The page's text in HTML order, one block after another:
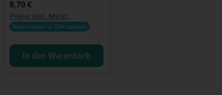
Regulärer Preis:
8,70 €
Preise inkl. MwSt.
Abonnieren u. Zeit sparen
In den Warenkorb